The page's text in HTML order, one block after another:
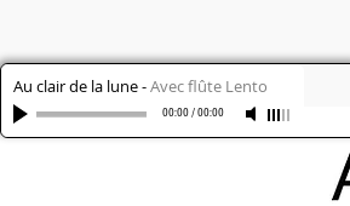
Au clair de la lune-Avec flûte Lento
00:00/00:00